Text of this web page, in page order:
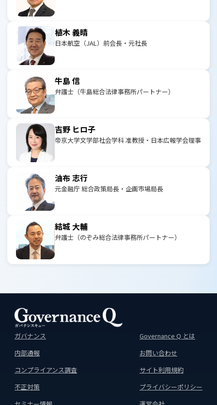
植木 義晴
日本航空（JAL）前会長・元社長
牛島 信
弁護士（牛島総合法律事務所パートナー）
吉野 ヒロ子
帝京大学文学部社会学科 准教授・日本広報学会理事
油布 志行
元金融庁 総合政策局長・企画市場局長
結城 大輔
弁護士（のぞみ総合法律事務所パートナー）
ガバナンス
内部通報
コンプライアンス調査
不正対策
Governance Q とは
お問い合わせ
サイト利用規約
プライバシーポリシー